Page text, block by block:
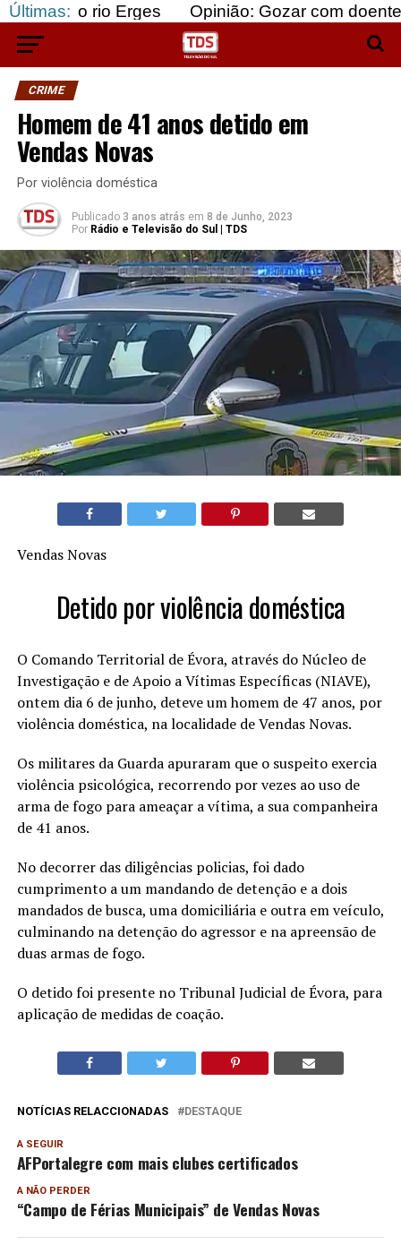
Últimas:
Erges Opinião: Gozar com doentes e bajular
CRIME
Homem de 41 anos detido em
Vendas Novas
Por violência doméstica
Publicado 3 anos atrás em 8 de Junho, 2023
Por Rádio e Televisão do Sul | TDS
Vendas Novas
Detido por violência doméstica
O Comando Territorial de Évora, através do Núcleo de
Investigação e de Apoio a Vítimas Específicas (NIAVE),
ontem dia 6 de junho, deteve um homem de 47 anos, por
violência doméstica, na localidade de Vendas Novas.
Os militares da Guarda apuraram que o suspeito exercia
violência psicológica, recorrendo por vezes ao uso de
arma de fogo para ameaçar a vítima, a sua companheira
de 41 anos.
No decorrer das diligências policias, foi dado
cumprimento a um mandando de detenção e a dois
mandados de busca, uma domiciliária e outra em veículo,
culminando na detenção do agressor e na apreensão de
duas armas de fogo.
O detido foi presente no Tribunal Judicial de Évora, para
aplicação de medidas de coação.
NOTÍCIAS RELACCIONADAS DESTAQUE
A SEGUIR
AFPortalegre com mais clubes certificados
A NÃO PERDER
“Campo de Férias Municipais” de Vendas Novas